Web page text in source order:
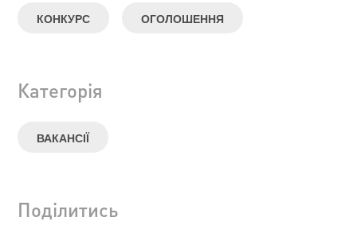
КОНКУРС ОГОЛОШЕННЯ
Категорія
ВАКАНСІЇ
Поділитись